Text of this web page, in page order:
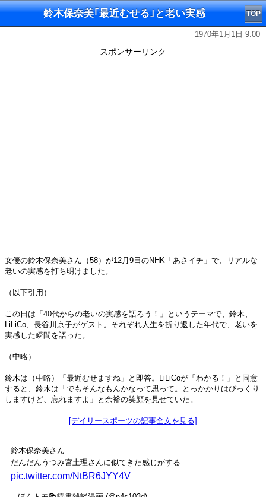
鈴木保奈美｢最近むせる｣と老い実感 TOP
1970年1月1日 9:00
スポンサーリンク
女優の鈴木保奈美さん（58）が12月9日のNHK「あさイチ」で、リアルな
老いの実感を打ち明けました。
（以下引用）
この日は「40代からの老いの実感を語ろう！」というテーマで、鈴木、
LiLiCo、長谷川京子がゲスト。それぞれ人生を折り返した年代で、老いを
実感した瞬間を語った。
（中略）
鈴木は（中略）「最近むせますね」と即答。LiLiCoが「わかる！」と同意
すると、鈴木は「でもそんなもんかなって思って。とっかかりはびっくり
しますけど、忘れますよ」と余裕の笑顔を見せていた。
[デイリースポーツの記事全文を見る]
鈴木保奈美さん
だんだんうつみ宮土理さんに似てきた感じがする
pic.twitter.com/NtBR6JYY4V